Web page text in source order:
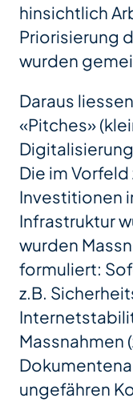
hinsichtlich
Priorisierung
wurden
Daraus
«Pitches»
Die im
Investitionen
Infrastruktur
wurden
formuliert:
z.B.
Massnahmen
ungefähren